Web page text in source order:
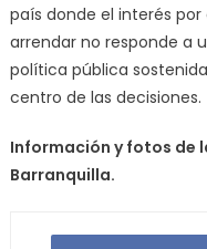
país donde el interés
arrendar no responde a
política pública
centro de las decisiones.
Información y fotos de
Barranquilla.